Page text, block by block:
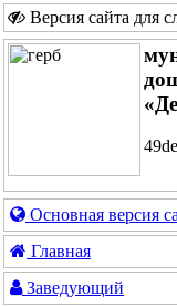
Версия сайта для
Основная версия
Главная
Заведующий